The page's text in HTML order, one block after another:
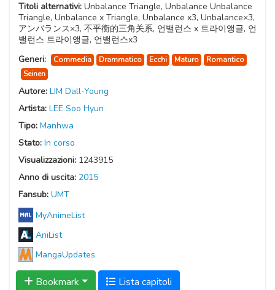
Titoli alternativi: Unbalance Triangle, Unbalance Unbalance
Triangle, Unbalance x Triangle, Unbalance x3, Unbalance×3,
アンバランス×3, 不平衡的三角关系, 언밸런스 x 트라이앵글, 언
밸런스 트라이앵글, 언밸런스x3
Generi:
Commedia Drammatico Ecchi Maturo
Romantico
Seinen
Autore: LIM Dall-Young
Artista: LEE Soo Hyun
Tipo: Manhwa
Stato: In corso
Visualizzazioni: 1243915
Anno di uscita: 2015
Fansub: UMT
MyAnimeList
AniList
MangaUpdates
Bookmark
Lista capitoli